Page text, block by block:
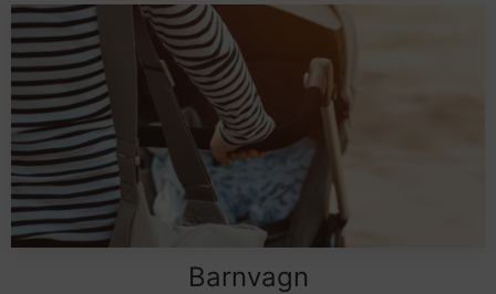
Barnvagn